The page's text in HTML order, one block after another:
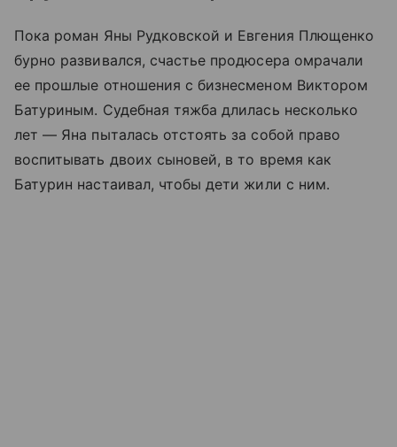
Пока роман Яны Рудковской и Евгения Плющенко
бурно развивался, счастье продюсера омрачали
ее прошлые отношения с бизнесменом Виктором
Батуриным. Судебная тяжба длилась несколько
лет — Яна пыталась отстоять за собой право
воспитывать двоих сыновей, в то время как
Батурин настаивал, чтобы дети жили с ним.